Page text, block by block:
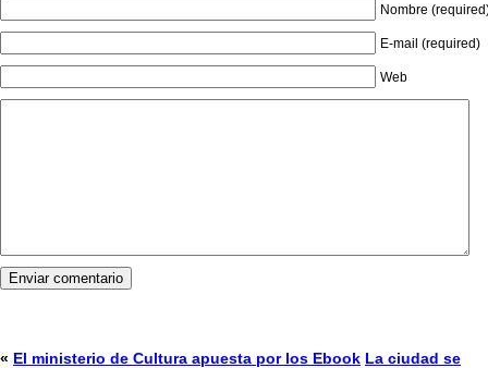
Nombre
E-mail (required)
Web
« El ministerio de Cultura apuesta por los Ebook La ciudad se